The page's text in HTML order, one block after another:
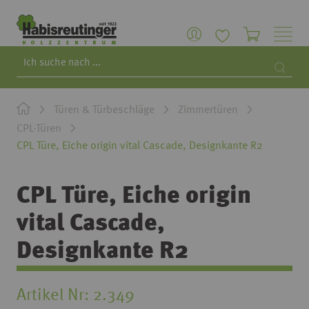
Türen & Türbeschläge
Zimmertüren
CPL-Türen
CPL Türe, Eiche origin vital Cascade, Designkante R2
CPL Türe, Eiche origin
vital Cascade,
Designkante R2
Artikel Nr 2.349